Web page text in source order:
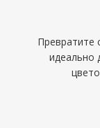
Превратите
идеально